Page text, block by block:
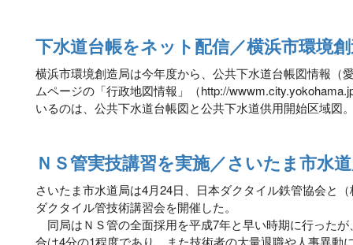
下水道台帳をネット配信／横浜市環境
横浜市環境創造局は今年度から、公共下水道台帳図情報（
ムページの「行政地図情報」（http://
いるのは、公共下水道台帳図と公共下水道供用開始区域図
ＮＳ管実技講習を実施／さいたま市水
さいたま市水道局は4月24日、日本ダクタイル鉄管協会と
ダクタイル管技術講習会を開催した。
同局はＮＳ管の全面採用を平成7年と早い時期に行った
合は4分の1程度であり、また技術者の大量退職や人事異動